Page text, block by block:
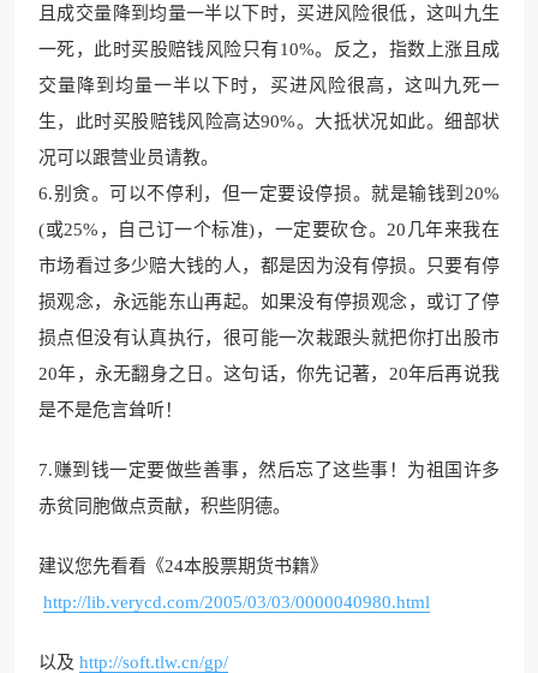
且成交量降到均量一半以下时，买进风险很低，这叫九生
一死，此时买股赔钱风险只有10%。反之，指数上涨且成
交量降到均量一半以下时，买进风险很高，这叫九死一
生，此时买股赔钱风险高达90%。大抵状况如此。细部状
况可以跟营业员请教。
6.别贪。可以不停利，但一定要设停损。就是输钱到20%
(或25%，自己订一个标准)，一定要砍仓。20几年来我在
市场看过多少赔大钱的人，都是因为没有停损。只要有停
损观念，永远能东山再起。如果没有停损观念，或订了停
损点但没有认真执行，很可能一次栽跟头就把你打出股市
20年，永无翻身之日。这句话，你先记著，20年后再说我
是不是危言耸听！
7.赚到钱一定要做些善事，然后忘了这些事！为祖国许多
赤贫同胞做点贡献，积些阴德。
建议您先看看《24本股票期货书籍》
http://lib.verycd.com/2005/03/03/0000040980.html
以及 http://soft.tlw.cn/gp/